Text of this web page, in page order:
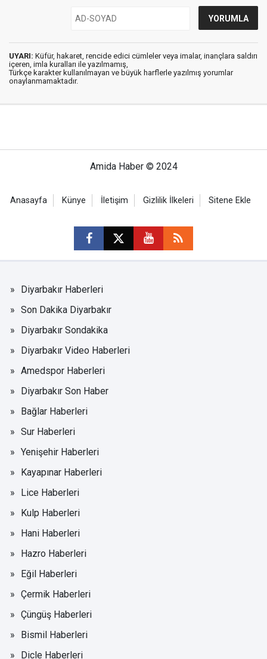
UYARI: Küfür, hakaret, rencide edici cümleler veya imalar, inançlara saldırı
içeren, imla kuralları ile yazılmamış,
Türkçe karakter kullanılmayan ve büyük harflerle yazılmış yorumlar
onaylanmamaktadır.
Amida Haber © 2024
Anasayfa Künye İletişim Gizlilik İlkeleri Sitene Ekle
Diyarbakır Haberleri
Son Dakika Diyarbakır
Diyarbakır Sondakika
Diyarbakır Video Haberleri
Amedspor Haberleri
Diyarbakır Son Haber
Bağlar Haberleri
Sur Haberleri
Yenişehir Haberleri
Kayapınar Haberleri
Lice Haberleri
Kulp Haberleri
Hani Haberleri
Hazro Haberleri
Eğil Haberleri
Çermik Haberleri
Çüngüş Haberleri
Bismil Haberleri
Dicle Haberleri